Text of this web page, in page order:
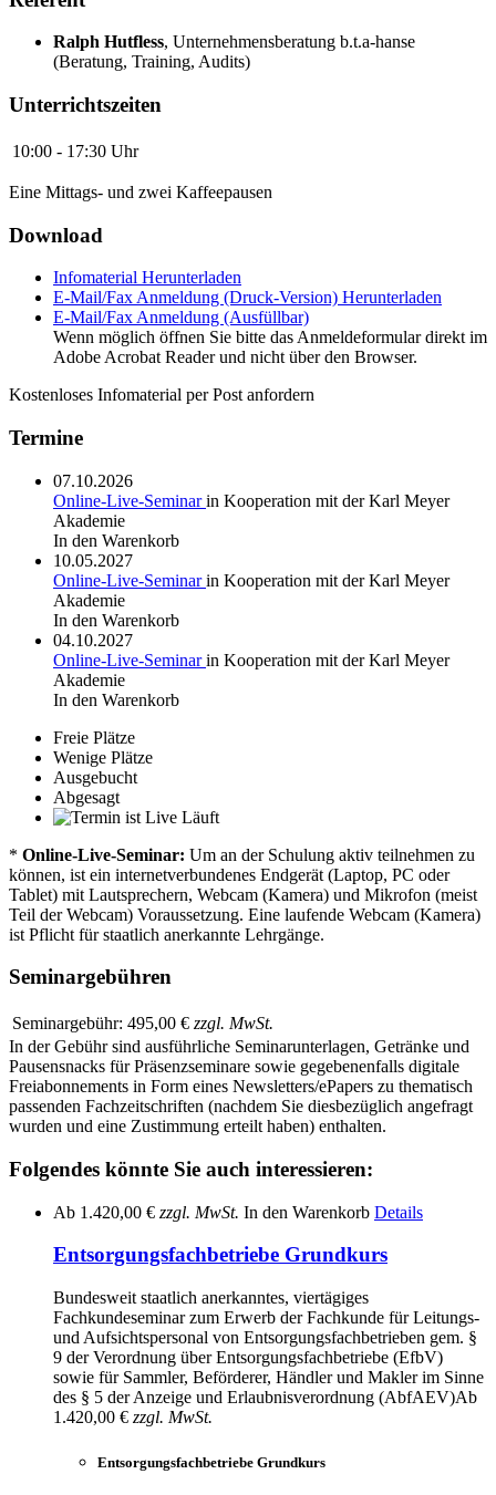
Ralph Hutfless, Unternehmensberatung b.t.a-hanse
(Beratung, Training, Audits)
Unterrichtszeiten
10:00 - 17:30 Uhr
Eine Mittags- und zwei Kaffeepausen
Download
Infomaterial Herunterladen
E-Mail/Fax Anmeldung (Druck-Version) Herunterladen
E-Mail/Fax Anmeldung (Ausfüllbar)
Wenn möglich öffnen Sie bitte das Anmeldeformular direkt im
Adobe Acrobat Reader und nicht über den Browser.
Kostenloses Infomaterial per Post anfordern
Termine
07.10.2026
Online-Live-Seminarin Kooperation mit der Karl Meyer
Akademie
In den Warenkorb
10.05.2027
Online-Live-Seminarin Kooperation mit der Karl Meyer
Akademie
In den Warenkorb
04.10.2027
Online-Live-Seminarin Kooperation mit der Karl Meyer
Akademie
In den Warenkorb
Freie Plätze
Wenige Plätze
Ausgebucht
Abgesagt
Läuft
* Online-Live-Seminar: Um an der Schulung aktiv teilnehmen zu
können, ist ein internetverbundenes Endgerät (Laptop, PC oder
Tablet) mit Lautsprechern, Webcam (Kamera) und Mikrofon (meist
Teil der Webcam) Voraussetzung. Eine laufende Webcam (Kamera)
ist Pflicht für staatlich anerkannte Lehrgänge.
Seminargebühren
Seminargebühr: 495,00 € zzgl. MwSt.
In der Gebühr sind ausführliche Seminarunterlagen, Getränke und
Pausensnacks für Präsenzseminare sowie gegebenenfalls digitale
Freiabonnements in Form eines Newsletters/ePapers zu thematisch
passenden Fachzeitschriften (nachdem Sie diesbezüglich angefragt
wurden und eine Zustimmung erteilt haben) enthalten.
Folgendes könnte Sie auch interessieren:
Ab 1.420,00 € zzgl. MwSt. In den Warenkorb Details
Entsorgungsfachbetriebe Grundkurs
Bundesweit staatlich anerkanntes, viertägiges
Fachkundeseminar zum Erwerb der Fachkunde für Leitungs-
und Aufsichtspersonal von Entsorgungsfachbetrieben gem. §
9 der Verordnung über Entsorgungsfachbetriebe (EfbV)
sowie für Sammler, Beförderer, Händler und Makler im Sinne
des § 5 der Anzeige und Erlaubnisverordnung (AbfAEV)Ab
1.420,00 € zzgl. MwSt.
Entsorgungsfachbetriebe Grundkurs